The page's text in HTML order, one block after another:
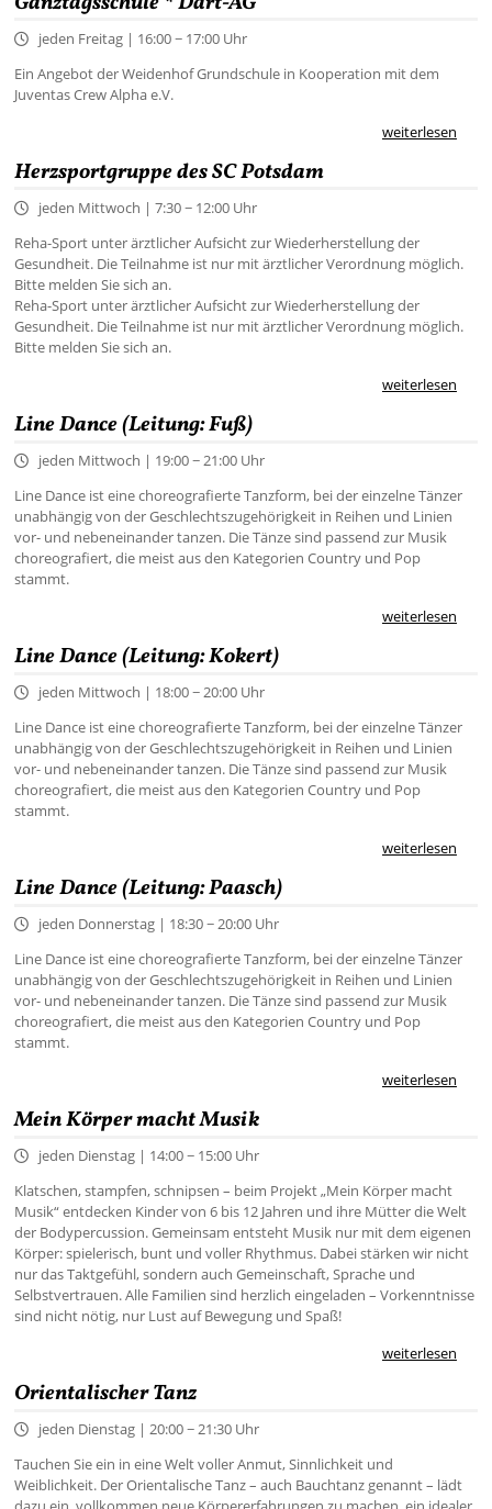
jeden Freitag | 16:00 − 17:00 Uhr
Ein Angebot der Weidenhof Grundschule in Kooperation mit dem
Juventas Crew Alpha e.V.
weiterlesen
Herzsportgruppe des SC Potsdam
jeden Mittwoch | 7:30 − 12:00 Uhr
Reha-Sport unter ärztlicher Aufsicht zur Wiederherstellung der
Gesundheit. Die Teilnahme ist nur mit ärztlicher Verordnung möglich.
Bitte melden Sie sich an.
Reha-Sport unter ärztlicher Aufsicht zur Wiederherstellung der
Gesundheit. Die Teilnahme ist nur mit ärztlicher Verordnung möglich.
Bitte melden Sie sich an.
weiterlesen
Line Dance (Leitung: Fuß)
jeden Mittwoch | 19:00 − 21:00 Uhr
Line Dance ist eine choreografierte Tanzform, bei der einzelne Tänzer
unabhängig von der Geschlechtszugehörigkeit in Reihen und Linien
vor- und nebeneinander tanzen. Die Tänze sind passend zur Musik
choreografiert, die meist aus den Kategorien Country und Pop
stammt.
weiterlesen
Line Dance (Leitung: Kokert)
jeden Mittwoch | 18:00 − 20:00 Uhr
Line Dance ist eine choreografierte Tanzform, bei der einzelne Tänzer
unabhängig von der Geschlechtszugehörigkeit in Reihen und Linien
vor- und nebeneinander tanzen. Die Tänze sind passend zur Musik
choreografiert, die meist aus den Kategorien Country und Pop
stammt.
weiterlesen
Line Dance (Leitung: Paasch)
jeden Donnerstag | 18:30 − 20:00 Uhr
Line Dance ist eine choreografierte Tanzform, bei der einzelne Tänzer
unabhängig von der Geschlechtszugehörigkeit in Reihen und Linien
vor- und nebeneinander tanzen. Die Tänze sind passend zur Musik
choreografiert, die meist aus den Kategorien Country und Pop
stammt.
weiterlesen
Mein Körper macht Musik
jeden Dienstag | 14:00 − 15:00 Uhr
Klatschen, stampfen, schnipsen – beim Projekt „Mein Körper macht
Musik“ entdecken Kinder von 6 bis 12 Jahren und ihre Mütter die Welt
der Bodypercussion. Gemeinsam entsteht Musik nur mit dem eigenen
Körper: spielerisch, bunt und voller Rhythmus. Dabei stärken wir nicht
nur das Taktgefühl, sondern auch Gemeinschaft, Sprache und
Selbstvertrauen. Alle Familien sind herzlich eingeladen – Vorkenntnisse
sind nicht nötig, nur Lust auf Bewegung und Spaß!
weiterlesen
Orientalischer Tanz
jeden Dienstag | 20:00 − 21:30 Uhr
Tauchen Sie ein in eine Welt voller Anmut, Sinnlichkeit und
Weiblichkeit. Der Orientalische Tanz – auch Bauchtanz genannt – lädt